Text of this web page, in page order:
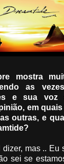
mostra
as
e sua voz
em
outras, e
mas .. Eu
sei se